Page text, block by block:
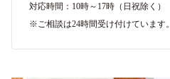
対応時間：10時～17時（日祝除く）
※ご相談は24時間受け付けています。